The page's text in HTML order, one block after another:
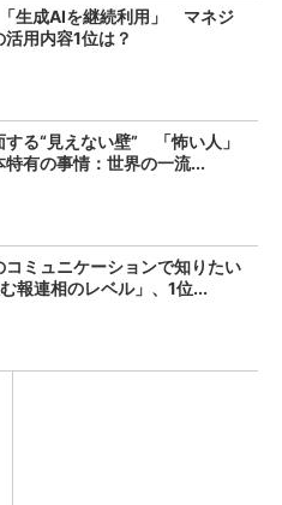
生成AIを継続利用」 マネジ
用内容1位は？
る“見えない壁” 「怖い人」
特有の事情：世界の一流...
コミュニケーションで知りたい
報連相のレベル」、1位...